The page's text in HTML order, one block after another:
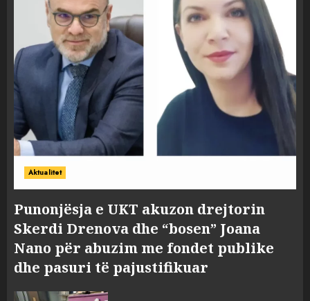
Aktualitet
Punonjësja e UKT akuzon drejtorin
Skerdi Drenova dhe “bosen” Joana
Nano për abuzim me fondet publike
dhe pasuri të pajustifikuar